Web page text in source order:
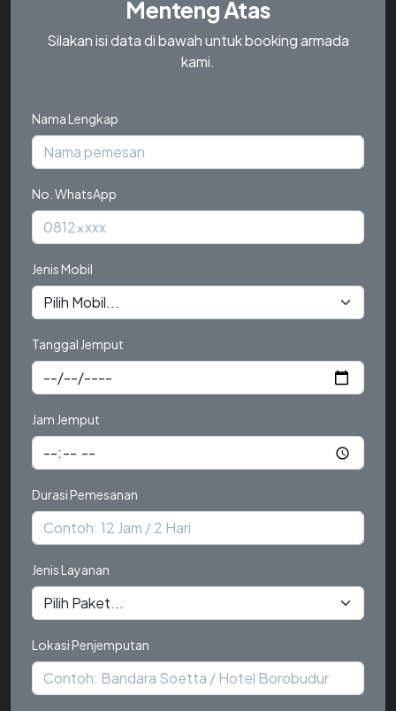
Menteng Atas
Silakan isi data di bawah untuk booking armada
kami.
Nama Lengkap
No. WhatsApp
Jenis Mobil
Tanggal Jemput
Jam Jemput
Durasi Pemesanan
Jenis Layanan
Lokasi Penjemputan